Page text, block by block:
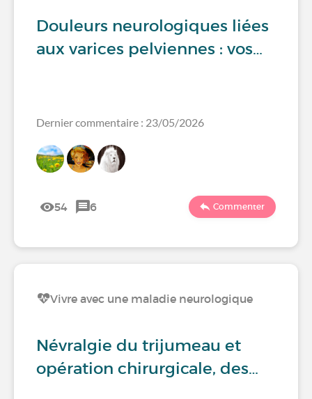
Douleurs neurologiques liées
aux varices pelviennes : vos…
Dernier commentaire : 23/05/2026
54 6 Commenter
Vivre avec une maladie neurologique
Névralgie du trijumeau et
opération chirurgicale, des…